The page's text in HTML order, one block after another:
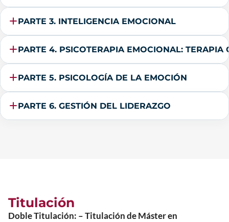
PARTE 3. INTELIGENCIA EMOCIONAL
PARTE 4. PSICOTERAPIA EMOCIONAL: TERAPIA
PARTE 5. PSICOLOGÍA DE LA EMOCIÓN
PARTE 6. GESTIÓN DEL LIDERAZGO
Titulación
Doble Titulación: – Titulación de Máster en